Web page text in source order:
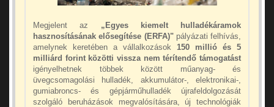
Megjelent az „Egyes kiemelt hulladékáramok
hasznosításának elősegítése (ERFA)" pályázati felhívás,
amelynek keretében a vállalkozások 150 millió és 5
milliárd forint közötti vissza nem térítendő támogatást
igényelhetnek többek között műanyag- és
üvegcsomagolási hulladék, akkumulátor-, elektronikai-,
gumiabroncs- és gépjárműhulladék újrafeldolgozását
szolgáló beruházások megvalósítására, új technológiák